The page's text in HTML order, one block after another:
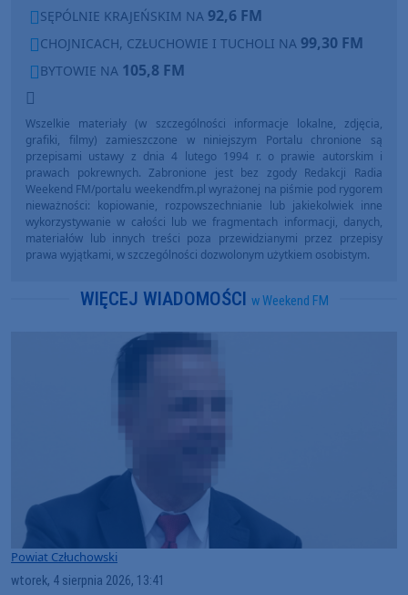
SĘPÓLNIE KRAJEŃSKIM NA 92,6 FM
CHOJNICACH, CZŁUCHOWIE I TUCHOLI NA 99,30 FM
BYTOWIE NA 105,8 FM
Wszelkie materiały (w szczególności informacje lokalne, zdjęcia,
grafiki, filmy) zamieszczone w niniejszym Portalu chronione są
przepisami ustawy z dnia 4 lutego 1994 r. o prawie autorskim i
prawach pokrewnych. Zabronione jest bez zgody Redakcji Radia
Weekend FM/portalu weekendfm.pl wyrażonej na piśmie pod rygorem
nieważności: kopiowanie, rozpowszechnianie lub jakiekolwiek inne
wykorzystywanie w całości lub we fragmentach informacji, danych,
materiałów lub innych treści poza przewidzianymi przez przepisy
prawa wyjątkami, w szczególności dozwolonym użytkiem osobistym.
WIĘCEJ WIADOMOŚCI w Weekend FM
Powiat Człuchowski
wtorek, 4 sierpnia 2026, 13:41